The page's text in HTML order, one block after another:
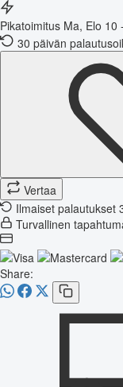
Pikatoimitus Ma, Elo 10
30 päivän
Vertaa
Ilmaiset palautukset
Turvallinen
Share: